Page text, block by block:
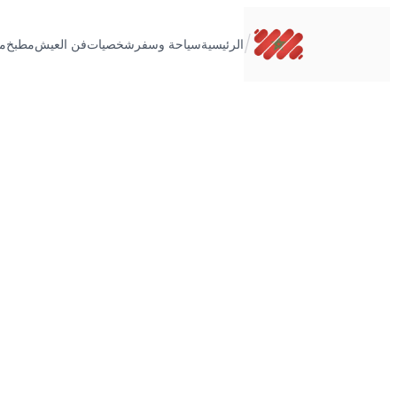
/الرئيسيةسياحة وسفر شخصياتفن العيشمطبخ